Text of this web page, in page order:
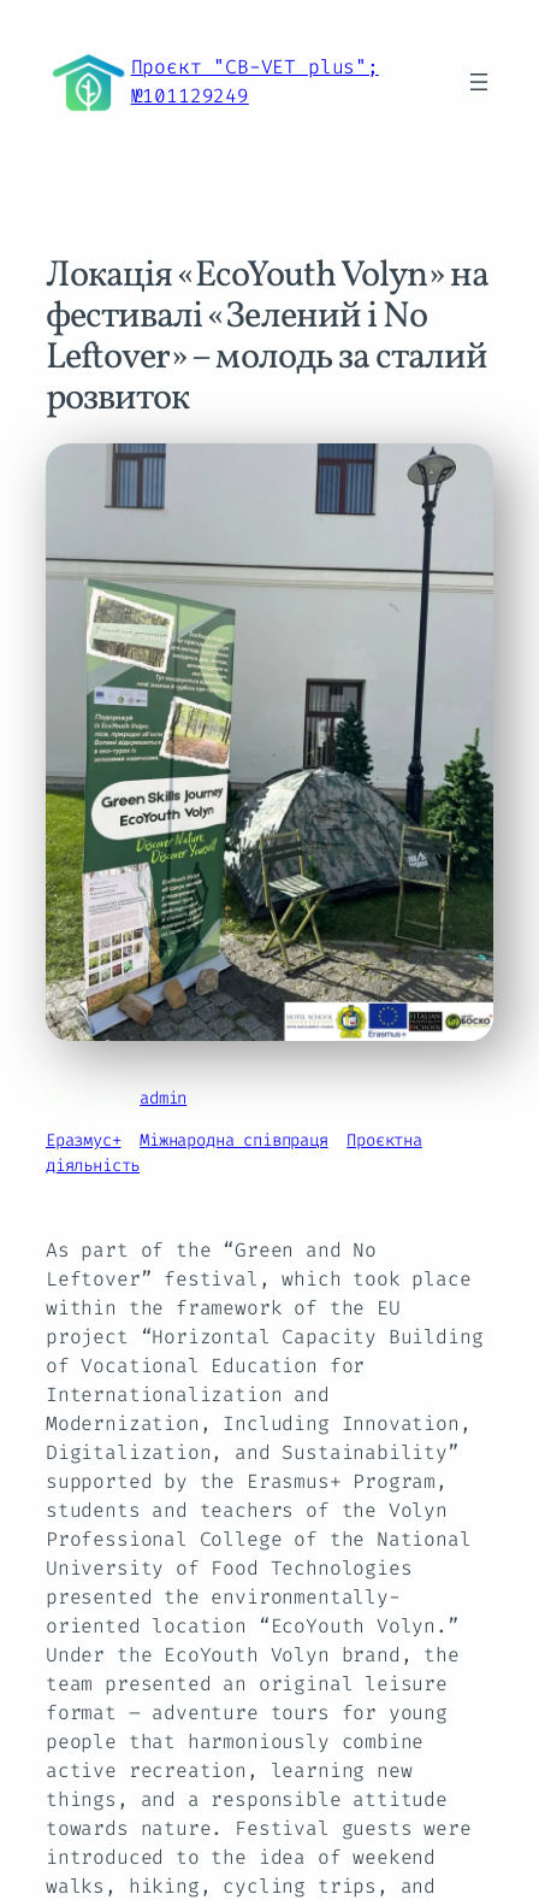
вмісту
Проєкт "CB-VET plus";
№101129249
Локація «EcoYouth Volyn» на
фестивалі «Зелений і No
Leftover» – молодь за сталий
розвиток
admin
Еразмус+, Міжнародна співпраця
Проєктна
діяльність
As part of the “Green and No
Leftover” festival, which took place
within the framework of the EU
project “Horizontal Capacity Building
of Vocational Education for
Internationalization and
Modernization, Including Innovation,
Digitalization, and Sustainability”
supported by the Erasmus+ Program,
students and teachers of the Volyn
Professional College of the National
University of Food Technologies
presented the environmentally-
oriented location “EcoYouth Volyn.”
Under the EcoYouth Volyn brand, the
team presented an original leisure
format – adventure tours for young
people that harmoniously combine
active recreation, learning new
things, and a responsible attitude
towards nature. Festival guests were
introduced to the idea of weekend
walks, hiking, cycling trips, and